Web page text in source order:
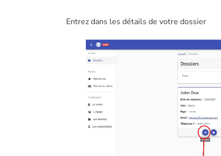
Entrez dans les détails de votre dossier